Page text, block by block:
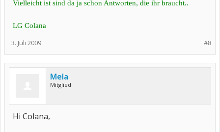
Vielleicht ist sind da ja schon Antworten, die ihr braucht..
LG Colana
#8
3. Juli 2009
Mela
Mitglied
Hi Colana,